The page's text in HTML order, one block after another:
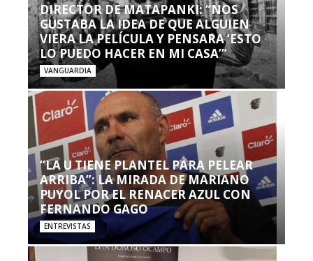
DIRECTOR DE MATAPANKI: “NOS
GUSTABA LA IDEA DE QUE ALGUIEN
VIERA LA PELÍCULA Y PENSARA ‘ESTO
LO PUEDO HACER EN MI CASA’”
VANGUARDIA
“LA U TIENE PLANTEL PARA PELEAR
ARRIBA”: LA MIRADA DE MARIANO
PUYOL POR EL RENACER AZUL CON
FERNANDO GAGO
ENTREVISTAS